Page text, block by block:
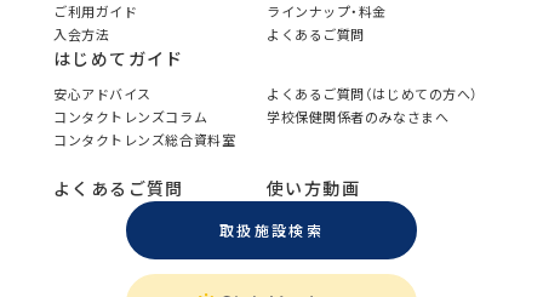
ご利用ガイド
ラインナップ・料金
入会方法
よくあるご質問
はじめてガイド
安心アドバイス
よくあるご質問（はじめての方へ）
コンタクトレンズコラム
学校保健関係者のみなさまへ
コンタクトレンズ総合資料室
よくあるご質問 使い方動画
取扱施設検索